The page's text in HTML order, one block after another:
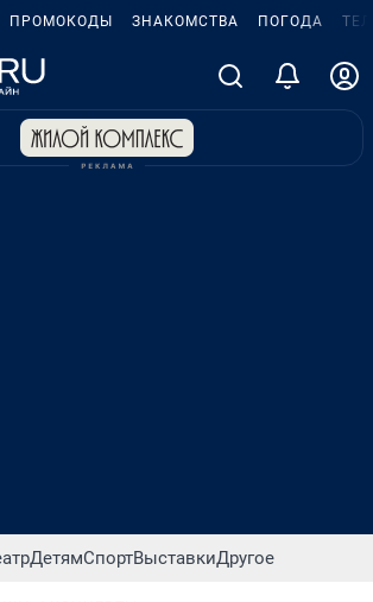
ПРОМОКОДЫ ЗНАКОМСТВА ПОГОДА
ДетямСпортВыставкиДругое